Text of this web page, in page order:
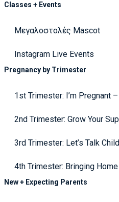
Classes + Events
Μεγαλοστολές Mascot
Instagram Live Events
Pregnancy by Trimester
1st Trimester: I’m Pregnant
2nd Trimester: Grow Your
3rd Trimester: Let’s Talk
4th Trimester: Bringing
New + Expecting Parents